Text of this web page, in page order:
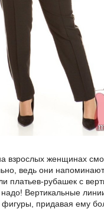
взрослых женщинах
ведь они
платьев-рубашек с
надо! Вертикальные
фигуры, придавая ему